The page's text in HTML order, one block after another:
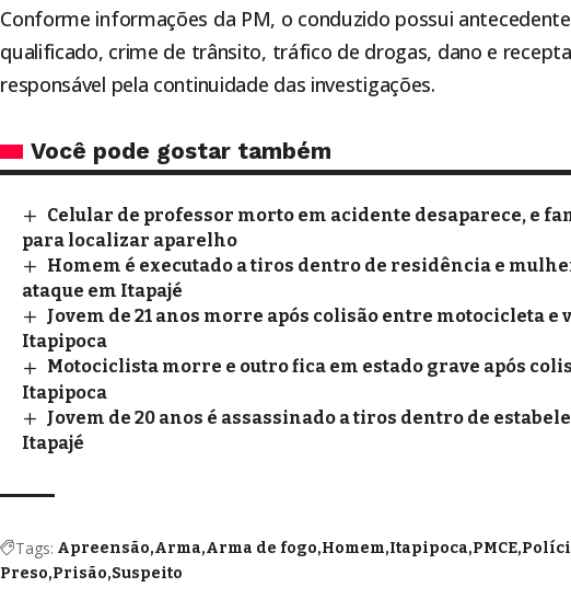
Conforme informações da PM, o conduzido possui
qualificado, crime de trânsito, tráfico de drogas, dano e
responsável pela continuidade das investigações.
Você pode gostar também
Celular de professor morto em acidente desaparece, e
para localizar aparelho
Homem é executado a tiros dentro de residência e
ataque em Itapajé
Jovem de 21 anos morre após colisão entre motocicleta
Itapipoca
Motociclista morre e outro fica em estado grave após
Itapipoca
Jovem de 20 anos é assassinado a tiros dentro de
Itapajé
Tags: Apreensão Arma Arma de fogo Homem Itapipoca PMCE
Preso Prisão Suspeito